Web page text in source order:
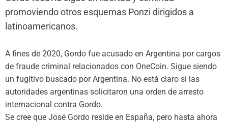
promoviendo otros esquemas Ponzi dirigidos a
latinoamericanos.
A fines de 2020, Gordo fue acusado en Argentina por cargos
de fraude criminal relacionados con OneCoin. Sigue siendo
un fugitivo buscado por Argentina. No está claro si las
autoridades argentinas solicitaron una orden de arresto
internacional contra Gordo.
Se cree que José Gordo reside en España, pero hasta ahora